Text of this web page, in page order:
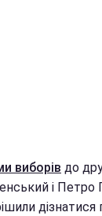
виборів до
і
дізнатися